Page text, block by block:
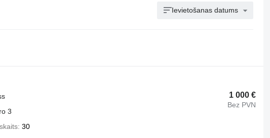
Ievietošanas datums
1 000 €
Bez PVN
3
30